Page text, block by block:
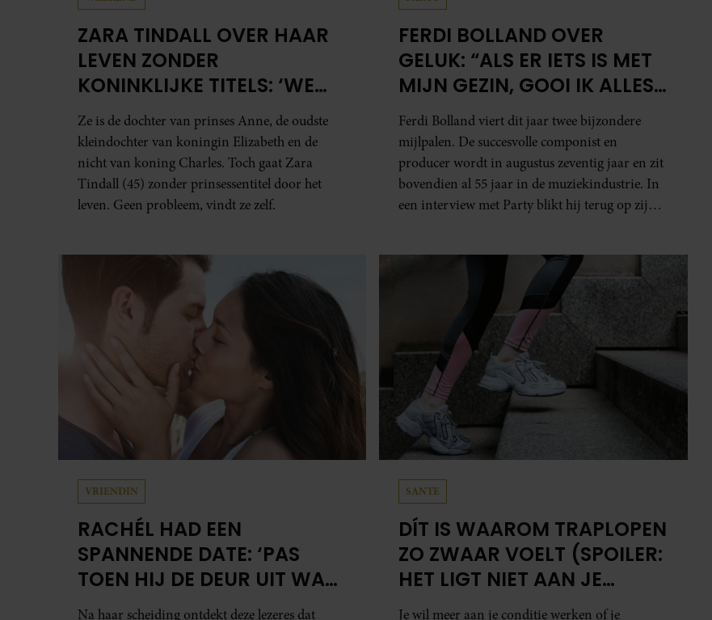
ZARA TINDALL OVER HAAR
LEVEN ZONDER
KONINKLIJKE TITELS: ‘WE
HEBBEN ENORM VEEL GELUK
GEHAD’
Ze is de dochter van prinses Anne, de oudste
kleindochter van koningin Elizabeth en de
nicht van koning Charles. Toch gaat Zara
Tindall (45) zonder prinsessentitel door het
leven. Geen probleem, vindt ze zelf.
FERDI BOLLAND OVER
GELUK: “ALS ER IETS IS MET
MIJN GEZIN, GOOI IK ALLES
UIT MIJN AGENDA”
Ferdi Bolland viert dit jaar twee bijzondere
mijlpalen. De succesvolle componist en
producer wordt in augustus zeventig jaar en zit
bovendien al 55 jaar in de muziekindustrie. In
een interview met Party blikt hij terug op zijn
tegenwoordig liggen: zijn gezin.
VRIENDIN
RACHÉL HAD EEN
SPANNENDE DATE: ‘PAS
TOEN HIJ DE DEUR UIT WAS,
BESEFTE IK WAT ER ECHT
Na haar scheiding ontdekt deze lezeres dat
SANTE
DÍT IS WAAROM TRAPLOPEN
ZO ZWAAR VOELT (SPOILER:
HET LIGT NIET AAN JE
CONDITIE)
Je wil meer aan je conditie werken of je